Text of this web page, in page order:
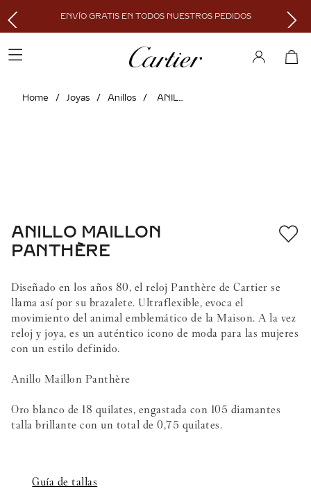
ENVÍO GRATIS EN TODOS NUESTROS PEDIDOS
Joyas Anillos ANILLO MAILLON PANTHÈRE
ANILLO MAILLON
PANTHÈRE
Diseñado en los años 80, el reloj Panthère de Cartier se
llama así por su brazalete. Ultraflexible, evoca el
movimiento del animal emblemático de la Maison. A la vez
reloj y joya, es un auténtico icono de moda para las mujeres
con un estilo definido.
Anillo Maillon Panthère
Oro blanco de 18 quilates, engastada con 105 diamantes
talla brillante con un total de 0,75 quilates.
Guía de tallas